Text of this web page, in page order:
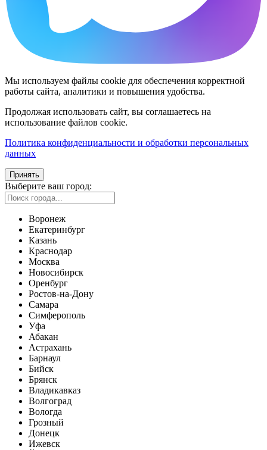
Мы используем файлы cookie для обеспечения корректной
работы сайта, аналитики и повышения удобства.
Продолжая использовать сайт, вы соглашаетесь на
использование файлов cookie.
Политика конфиденциальности и обработки персональных
данных
Принять
Выберите ваш город:
Воронеж
Екатеринбург
Казань
Краснодар
Москва
Новосибирск
Оренбург
Ростов-на-Дону
Самара
Симферополь
Уфа
Абакан
Астрахань
Барнаул
Бийск
Брянск
Владикавказ
Волгоград
Вологда
Грозный
Донецк
Ижевск